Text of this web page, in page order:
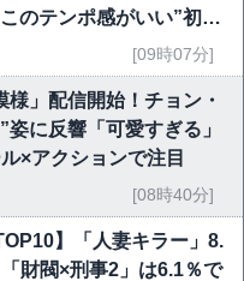
のテンポ感がいい”初回
[09時07分]
」配信開始！チョン・
に反響「可愛すぎる」
×アクションで注目
[08時40分]
】「人妻キラー」8.
財閥×刑事2」は6.1％で